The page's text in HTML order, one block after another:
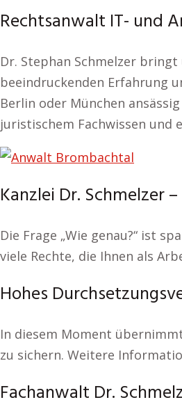
Rechtsanwalt IT- und
Dr. Stephan Schmelzer
beeindruckenden Erfahrung
Berlin oder München
juristischem Fachwissen und
Kanzlei Dr. Schmelzer
Die Frage „Wie genau?“ ist
viele Rechte, die Ihnen als
Hohes
In diesem Moment
zu sichern. Weitere
Fachanwalt Dr.